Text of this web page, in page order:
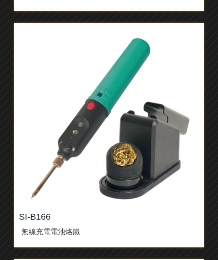
SI-B166
無線充電電池烙鐵